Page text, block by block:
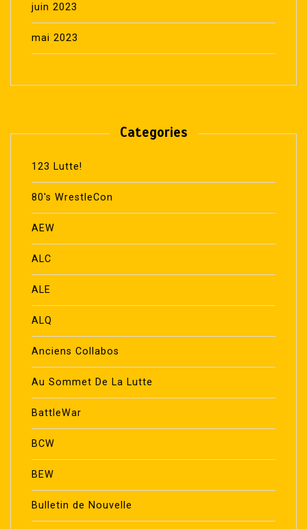
juin 2023
mai 2023
Categories
123 Lutte!
80's WrestleCon
AEW
ALC
ALE
ALQ
Anciens Collabos
Au Sommet De La Lutte
BattleWar
BCW
BEW
Bulletin de Nouvelle